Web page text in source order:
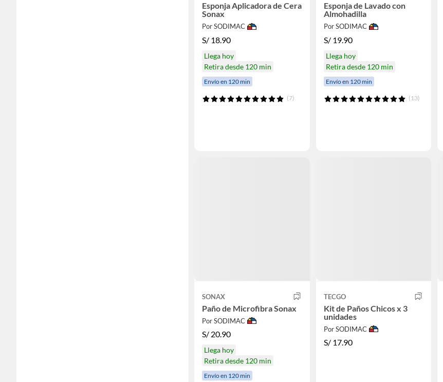
Esponja Aplicadora de Cera
Sonax
Por SODIMAC
S/ 18.90
Llega hoy
Retira desde 120 min
Envío en 120 min
(7)
Esponja de Lavado con
Almohadilla
Por SODIMAC
S/ 19.90
Llega hoy
Retira desde 120 min
Envío en 120 min
(13)
SONAX
Paño de Microfibra Sonax
Por SODIMAC
S/ 20.90
Llega hoy
Retira desde 120 min
Envío en 120 min
TECGO
Kit de Paños Chicos x 3
unidades
Por SODIMAC
S/ 17.90